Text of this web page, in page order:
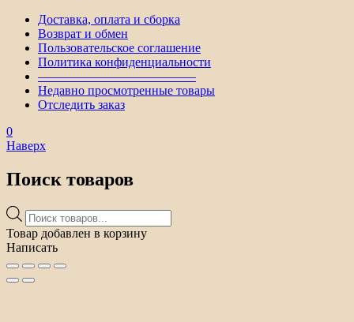
Доставка, оплата и сборка
Возврат и обмен
Пользовательское соглашение
Политика конфиденциальности
————————————–
Недавно просмотренные товары
Отследить заказ
0
Наверх
Поиск товаров
Поиск
товаров
Товар добавлен в корзину
Написать